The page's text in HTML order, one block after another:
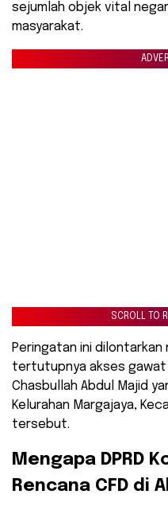
sejumlah objek vital
masyarakat.
SCROLL TO
Peringatan ini
tertutupnya akses gawat
Chasbullah Abdul Majid
Kelurahan Margajaya,
tersebut.
​Mengapa DPRD
Rencana CFD di